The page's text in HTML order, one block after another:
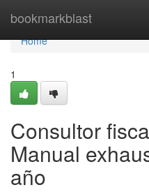
bookmarkblast
Home
Home
1
Consultor
Manual
año